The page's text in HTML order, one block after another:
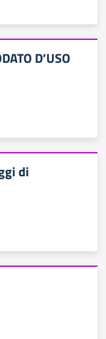
D’USO
di